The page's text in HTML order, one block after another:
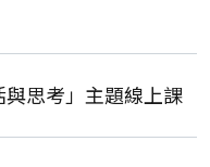
與思考」主題線上課